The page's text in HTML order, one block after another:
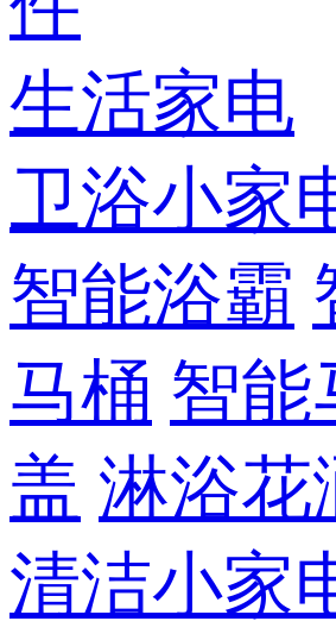
生活家电
卫浴小家
智能浴霸
马桶 智能
盖 淋浴花
清洁小家